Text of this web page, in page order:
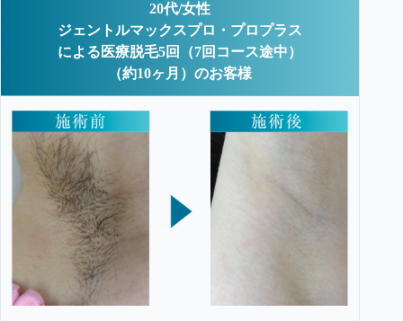
20代/女性
ジェントルマックスプロ・プロプラス
による医療脱毛5回（7回コース途中）
（約10ヶ月）のお客様